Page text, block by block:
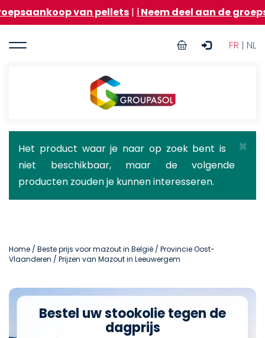
Overslaan
en
de
van pellets|ℹ️ Neem deel aan de
FR | NL
User
Groupasol
×
Statusbericht
Het product waar je naar op zoek bent is
niet beschikbaar, maar de volgende
producten zouden je kunnen interesseren.
Home / Beste prijs voor mazout in België / Provincie Oost-
Vlaanderen / Prijzen van Mazout in Leeuwergem
Bestel uw stookolie tegen de
dagprijs